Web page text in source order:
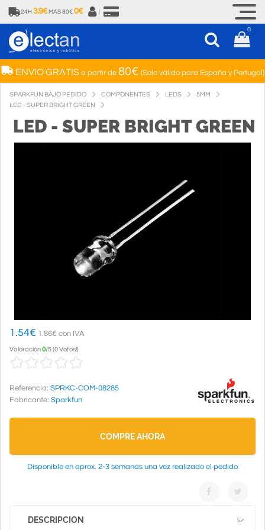
24H 3.9€ MAS 80€ 0€
0
ENVIO GRATISa partir de 80€ (Solo válido para España y Portugal)
SPARKFUN BAJO PEDIDO COMPONENTES LEDS
5MM
LED - SUPER BRIGHT GREEN
LED - SUPER BRIGHT GREEN
1.54€ 1.86€ con IVA
Valoración0/5(0 Votos!)
Referencia: SPRKC-COM-08285
Fabricante: Sparkfun
COMPRE AHORA
Disponible en aprox. 2-3 semanas una vez realizado el pedido
DESCRIPCION